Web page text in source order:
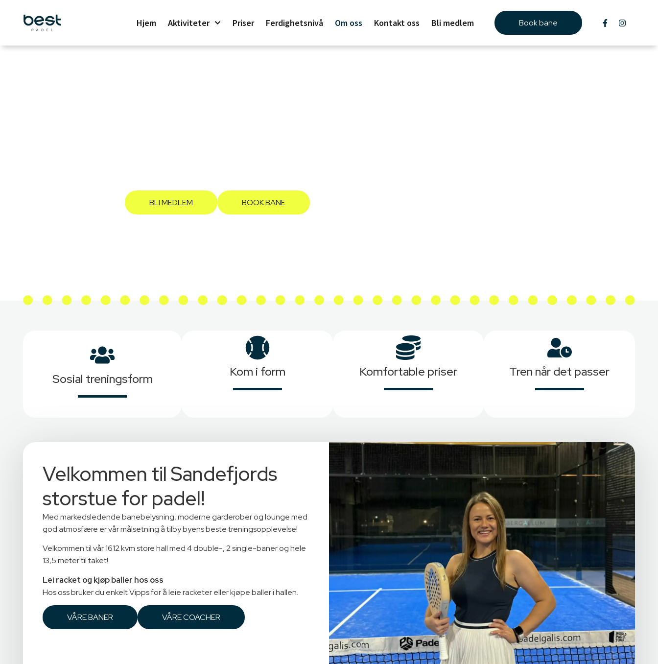
Hjem Aktiviteter Priser Ferdighetsnivå Om oss Kontakt oss Bli medlem Book bane
BLI MEDLEM BOOK BANE
Sosial treningsform Kom i form Komfortable priser Tren når det passer
Velkommen til Sandefjords
storstue for padel!
Med markedsledende banebelysning, moderne garderober og lounge med
god atmosfære er vår målsetning å tilby byens beste treningsopplevelse!
Velkommen til vår 1612 kvm store hall med 4 double-, 2 single-baner og hele
13,5 meter til taket!
Lei racket og kjøp baller hos oss
Hos oss bruker du enkelt Vipps for å leie racketer eller kjøpe baller i hallen.
VÅRE BANER VÅRE COACHER